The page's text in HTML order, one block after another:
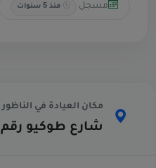
مسجل منذ 5 سنوات
مكان العيادة في الناظور
شارع طوكيو رقم 34